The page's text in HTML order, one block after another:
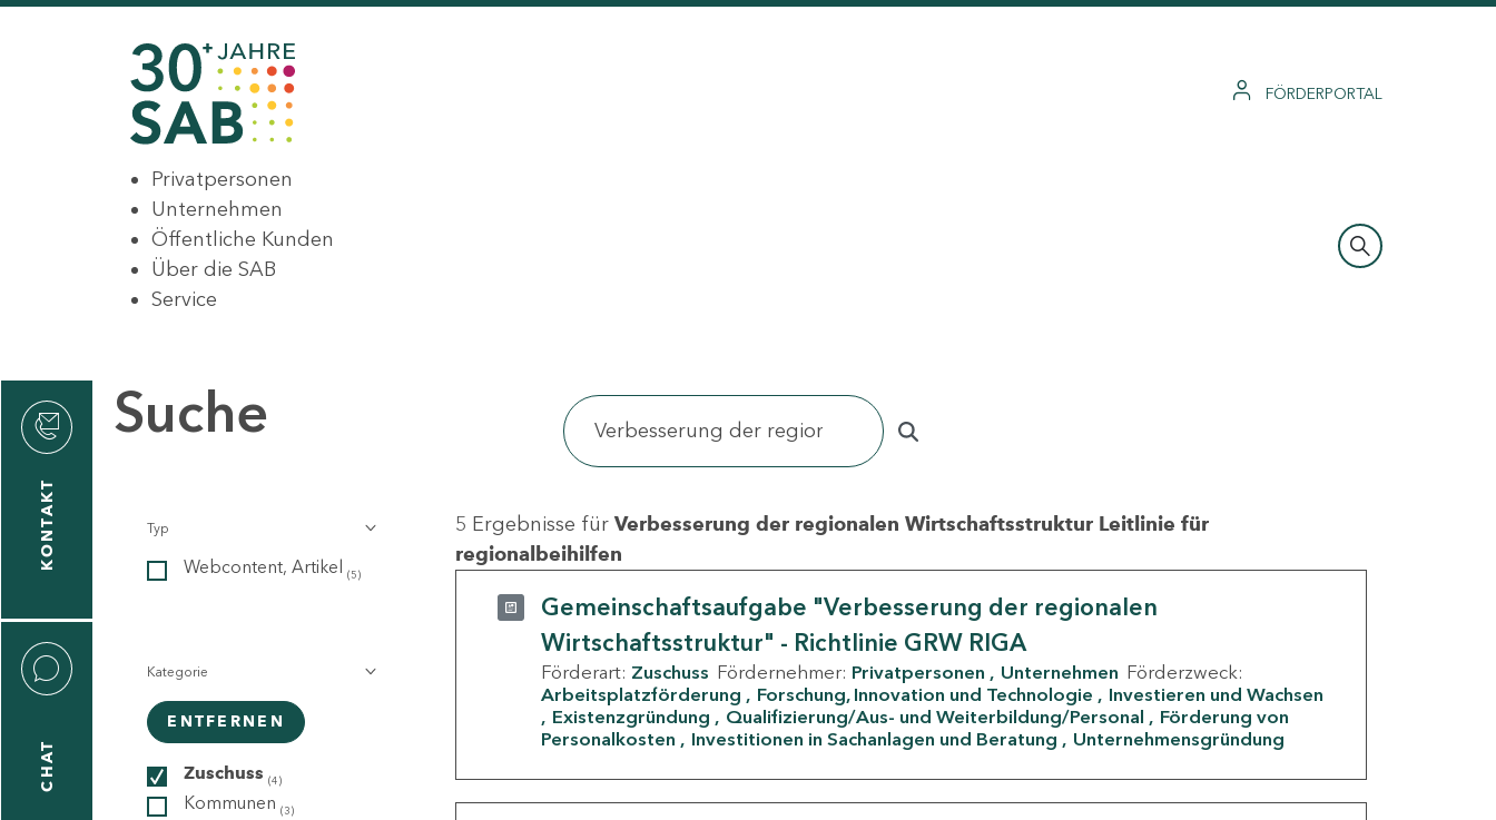
FÖRDERPORTAL
Privatpersonen
Unternehmen
Öffentliche Kunden
Über die SAB
Service
KONTAKT
CHAT
Suche
Typ
Webcontent, Artikel (5)
Kategorie
ENTFERNEN
Zuschuss (4)
Kommunen (3)
5 Ergebnisse für Verbesserung der regionalen Wirtschaftsstruktur Leitlinie für
regionalbeihilfen
Gemeinschaftsaufgabe "Verbesserung der regionalen
Wirtschaftsstruktur" - Richtlinie GRW RIGA
Förderart: Zuschuss Fördernehmer: Privatpersonen Unternehmen Förderzweck:
Arbeitsplatzförderung
Forschung, Innovation und Technologie
Investieren und Wachsen
Existenzgründung
Qualifizierung/Aus- und Weiterbildung/Personal
Förderung von
Personalkosten
Investitionen in Sachanlagen und Beratung Unternehmensgründung